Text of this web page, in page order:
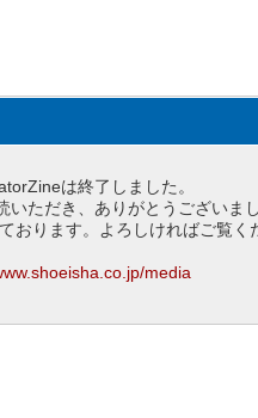
は終了しました。
ただき、ありがとうございまし
おります。よろしければご覧く
media